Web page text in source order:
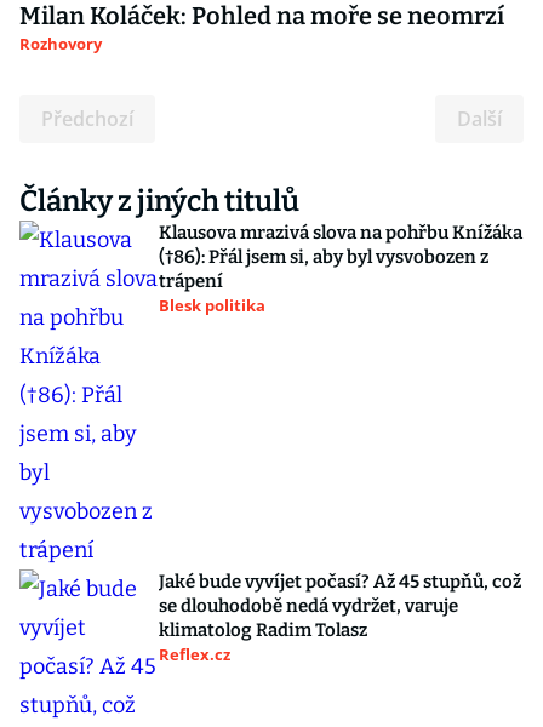
Milan Koláček: Pohled na moře se neomrzí
Rozhovory
Předchozí Další
Články z jiných titulů
Klausova mrazivá slova na pohřbu Knížáka
(†86): Přál jsem si, aby byl vysvobozen z
trápení
Blesk politika
Jaké bude vyvíjet počasí? Až 45 stupňů, což
se dlouhodobě nedá vydržet, varuje
klimatolog Radim Tolasz
Reflex.cz